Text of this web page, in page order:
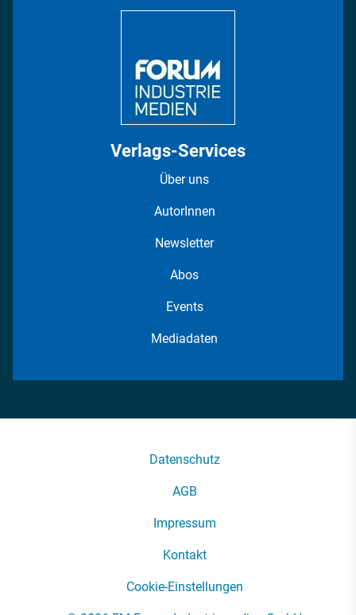
Verlags-Services
Über uns
AutorInnen
Newsletter
Abos
Events
Mediadaten
Datenschutz
AGB
Impressum
Kontakt
Cookie-Einstellungen